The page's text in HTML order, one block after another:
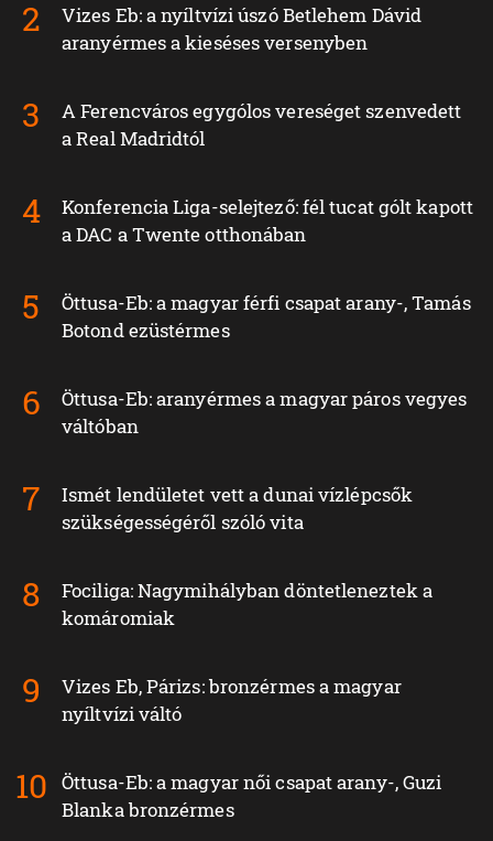
Vizes Eb: a nyíltvízi úszó Betlehem Dávid
aranyérmes a kieséses versenyben
A Ferencváros egygólos vereséget szenvedett
a Real Madridtól
Konferencia Liga-selejtező: fél tucat gólt kapott
a DAC a Twente otthonában
Öttusa-Eb: a magyar férfi csapat arany-, Tamás
Botond ezüstérmes
Öttusa-Eb: aranyérmes a magyar páros vegyes
váltóban
Ismét lendületet vett a dunai vízlépcsők
szükségességéről szóló vita
Fociliga: Nagymihályban döntetleneztek a
komáromiak
Vizes Eb, Párizs: bronzérmes a magyar
nyíltvízi váltó
Öttusa-Eb: a magyar női csapat arany-, Guzi
Blanka bronzérmes